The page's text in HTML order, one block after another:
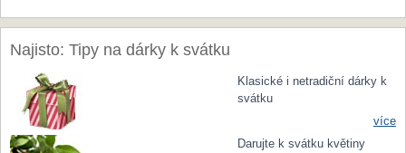
Najisto: Tipy na dárky k svátku
Klasické i netradiční dárky k
svátku
více
Darujte k svátku květiny